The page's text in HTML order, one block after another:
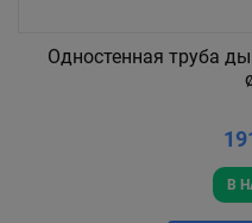
Одностенная труба
В